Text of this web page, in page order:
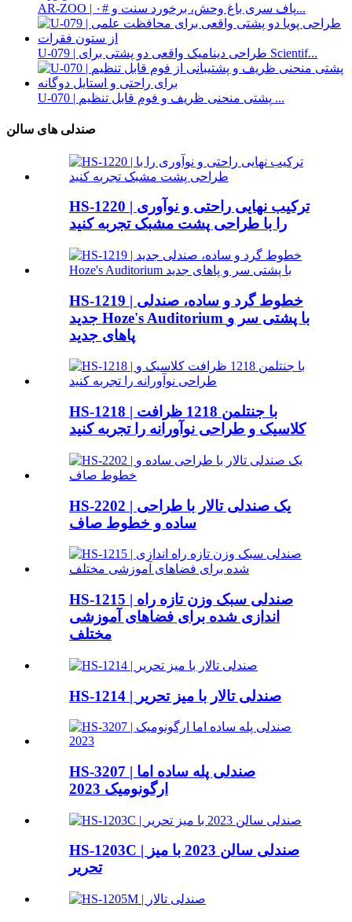
AR-ZOO | پاف سری باغ وحش، برخورد سنت و #۰...
U-079 | طراحی دینامیک واقعی دو پشتی برای Scientif...
U-070 | پشتی منحنی ظریف و فوم قابل تنظیم ...
صندلی های سالن
HS-1220 | ترکیب نهایی راحتی و نوآوری
را با طراحی پشت مشبک تجربه کنید
HS-1219 | خطوط گرد و ساده، صندلی
جدید Hoze's Auditorium با پشتی سر و
پاهای جدید
HS-1218 | با جنتلمن 1218 ظرافت
کلاسیک و طراحی نوآورانه را تجربه کنید
HS-2202 | یک صندلی تالار با طراحی
ساده و خطوط صاف
HS-1215 | صندلی سبک وزن تازه راه
اندازی شده برای فضاهای آموزشی
مختلف
HS-1214 | صندلی تالار با میز تحریر
HS-3207 | صندلی پله ساده اما
ارگونومیک 2023
HS-1203C | صندلی سالن 2023 با میز
تحریر